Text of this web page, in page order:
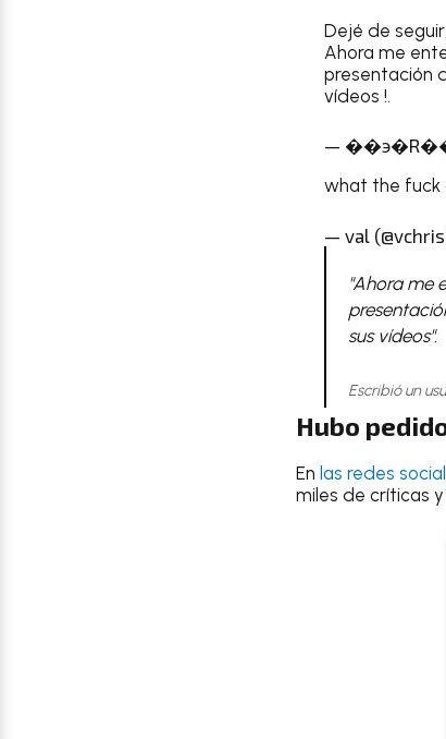
Dejé de
Ahora me
presentación
vídeos !.
—
what the fuck
— val
"Ahora me
sus vídeos".
Escribió un
Hubo
En las redes
miles de críticas